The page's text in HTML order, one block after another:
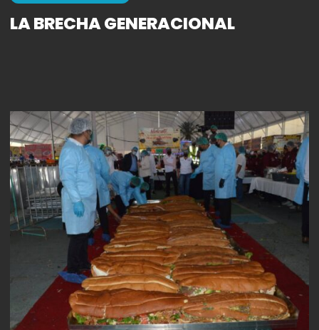
LA BRECHA GENERACIONAL